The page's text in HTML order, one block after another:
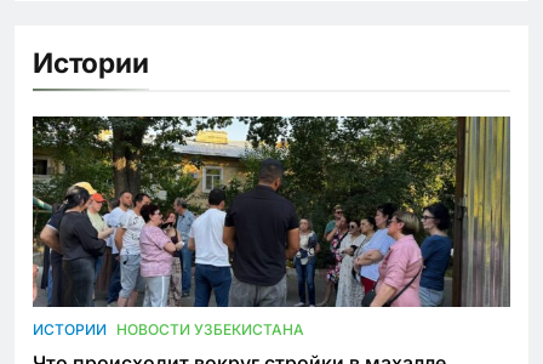
Истории
ИСТОРИИ НОВОСТИ УЗБЕКИСТАНА